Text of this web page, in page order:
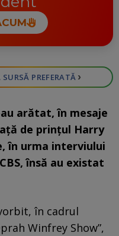
SURSĂ PREFERATĂ ›
arătat, în mesaje
de prinţul Harry
în urma interviului
însă au existat
în cadrul
Winfrey Show”,